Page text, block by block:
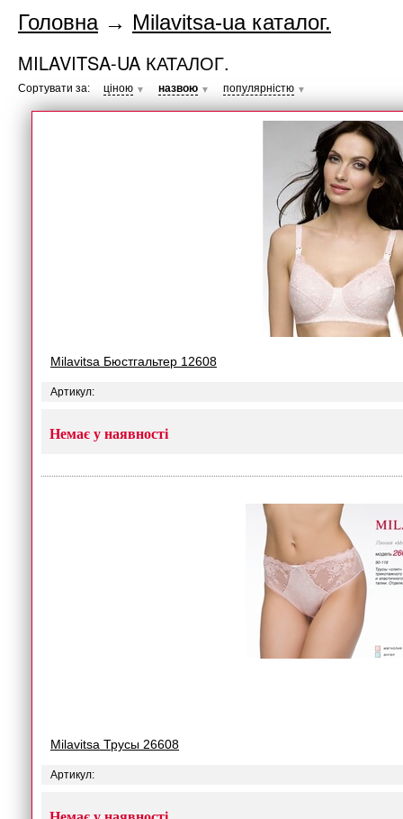
Головна→ Milavitsa-ua каталог.
MILAVITSA-UA КАТАЛОГ.
Сортувати за: ціною ▼ назвою ▼ популярністю ▼
Milavitsa Бюстгальтер 12608
Артикул:
Немає у наявності
Milavitsa Трусы 26608
Артикул: